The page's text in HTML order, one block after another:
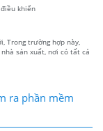
khiển
Trong trường hợp này,
sản xuất, nơi có tất cả
ra phần mềm